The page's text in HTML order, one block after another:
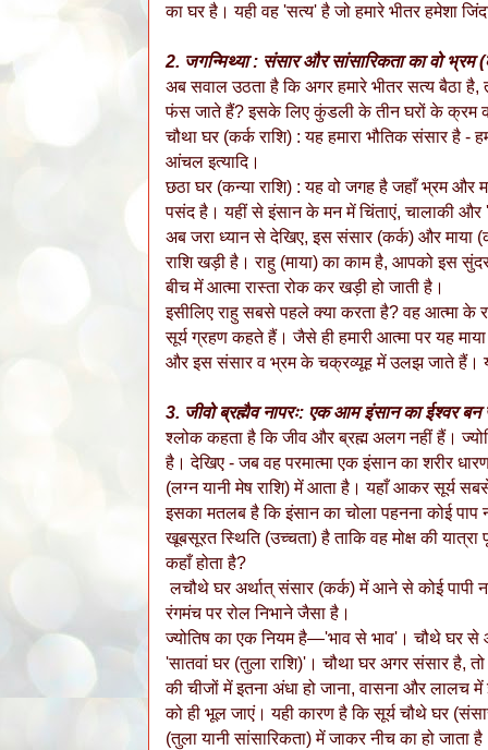
का घर है। यही वह 'सत्य' है जो हमारे भीतर हमेशा
2. जगन्मिथ्या : संसार और सांसारिकता का वो
अब सवाल उठता है कि अगर हमारे भीतर सत्य बैठा
फंस जाते हैं? इसके लिए कुंडली के तीन घरों के क्रम
चौथा घर (कर्क राशि) : यह हमारा भौतिक संसार है -
आंचल इत्यादि।
छठा घर (कन्या राशि) : यह वो जगह है जहाँ भ्रम और
पसंद है। यहीं से इंसान के मन में चिंताएं, चालाकी और
अब जरा ध्यान से देखिए, इस संसार (कर्क) और माया
राशि खड़ी है। राहु (माया) का काम है, आपको इस
बीच में आत्मा रास्ता रोक कर खड़ी हो जाती है।
इसीलिए राहु सबसे पहले क्या करता है? वह आत्मा के
सूर्य ग्रहण कहते हैं। जैसे ही हमारी आत्मा पर यह
और इस संसार व भ्रम के चक्रव्यूह में उलझ जाते हैं।
3. जीवो ब्रह्मैव नापरः: एक आम इंसान का ईश्वर
श्लोक कहता है कि जीव और ब्रह्म अलग नहीं हैं।
है। देखिए - जब वह परमात्मा एक इंसान का शरीर
(लग्न यानी मेष राशि) में आता है। यहाँ आकर सूर्य
इसका मतलब है कि इंसान का चोला पहनना कोई
खूबसूरत स्थिति (उच्चता) है ताकि वह मोक्ष की
कहाँ होता है?
लचौथे घर अर्थात् संसार (कर्क) में आने से कोई पापी
रंगमंच पर रोल निभाने जैसा है।
ज्योतिष का एक नियम है—'भाव से भाव'। चौथे घर से
'सातवां घर (तुला राशि)'। चौथा घर अगर संसार है, तो
की चीजों में इतना अंधा हो जाना, वासना और
को ही भूल जाएं। यही कारण है कि सूर्य चौथे घर
(तुला यानी सांसारिकता) में जाकर नीच का हो जाता